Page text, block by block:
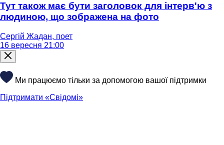
Тут також має бути заголовок для інтерв'ю з
людиною, що зображена на фото
Сергій Жадан, поет
16 вересня 21:00
Ми працюємо тільки за допомогою вашої підтримки
Підтримати «Свідомі»